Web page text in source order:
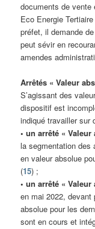
documents de vente
Eco Energie
préfet, il demande
peut sévir en
amendes
Arrêtés « Valeur
S’agissant des
dispositif est
indiqué travailler sur
• un arrêté «
la segmentation
en valeur absolue
(15) ;
• un arrêté «
en mai 2022,
absolue pour les
sont en cours et